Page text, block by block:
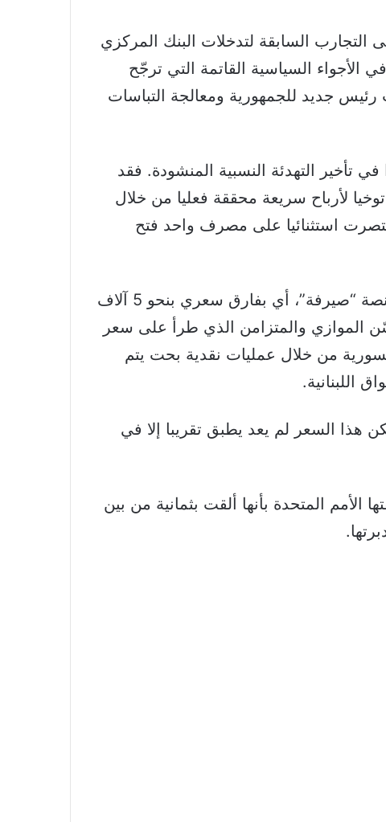
السابقة لتدخلات البنك المركزي
الأجواء السياسية القاتمة التي ترجّح
رئيس جديد للجمهورية ومعالجة التباسات
تأخير التهدئة النسبية المنشودة. فقد
لأرباح سريعة محققة فعليا من خلال
استثنائيا على مصرف واحد فتح
وإلى جانب زيادة الطلب على الدولار المعروض من قبل المركزي بسعر 38 ألف ليرة عبر منصة “صيرفة”، أي بفارق سعري بنحو 5 آلاف
الموازي والمتزامن الذي طرأ على سعر
من خلال عمليات نقدية بحت يتم
اللبنانية.
المركزي لكن هذا السعر لم يعد يطبق تقريبا إلا في
قيمتها منذ انهيار النظام المالي في 2019 في أزمة وصفتها الأمم المتحدة بأنها ألقت بثمانية من بين